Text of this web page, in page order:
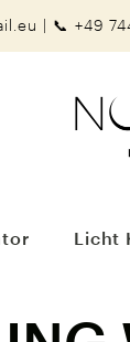
📞 +49
Licht